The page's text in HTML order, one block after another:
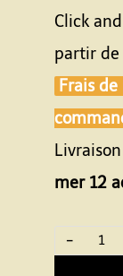
Click
partir de
Frais
mer 12
-